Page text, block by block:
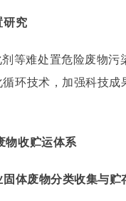
研究
等难处置危险废物
环技术，加强科技
物收贮运体系
固体废物分类收集与贮